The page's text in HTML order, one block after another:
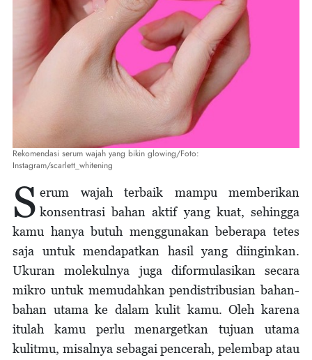
Rekomendasi serum wajah yang bikin glowing/Foto:
Instagram/scarlett_whitening
S erum wajah terbaik mampu memberikan
konsentrasi bahan aktif yang kuat, sehingga
kamu hanya butuh menggunakan beberapa tetes
saja untuk mendapatkan hasil yang diinginkan.
Ukuran molekulnya juga diformulasikan secara
mikro untuk memudahkan pendistribusian bahan-
bahan utama ke dalam kulit kamu. Oleh karena
itulah kamu perlu menargetkan tujuan utama
kulitmu, misalnya sebagai pencerah, pelembap atau